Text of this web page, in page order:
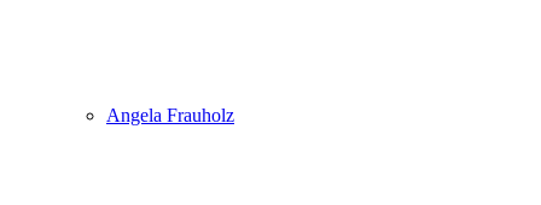
Angela Frauholz